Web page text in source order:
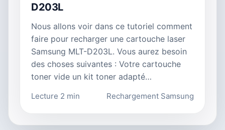
D203L
Nous allons voir dans ce tutoriel comment
faire pour recharger une cartouche laser
Samsung MLT-D203L. Vous aurez besoin
des choses suivantes : Votre cartouche
toner vide un kit toner adapté…
Lecture 2 min Rechargement Samsung